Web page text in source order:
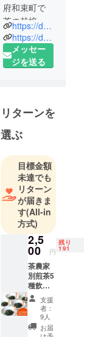
府和束町で
茶の栽培か
ら販売まで
を行う茶農
家です。
たいという
ことで、農
学部出身者
数名で立ち
上げた農業
ベンチャー
です。
持続可能な
無農薬栽培
茶の栽培
や、お茶の
体験ツ
アー、お茶
を使った菓
子の製造な
ど、お茶の
様々な可能
https://dmatcha.jp/
https://dmatcha.com/
メッセー
ジを送る
リターンを
選ぶ
目標金額
未達でも
リターン
が届きま
す(All-in
方式)
2,5
00 円
残り
191
茶農家
別煎茶5
種飲み
比べ
セット
・煎茶
やぶき
た5種
支援
者：
9人
お届